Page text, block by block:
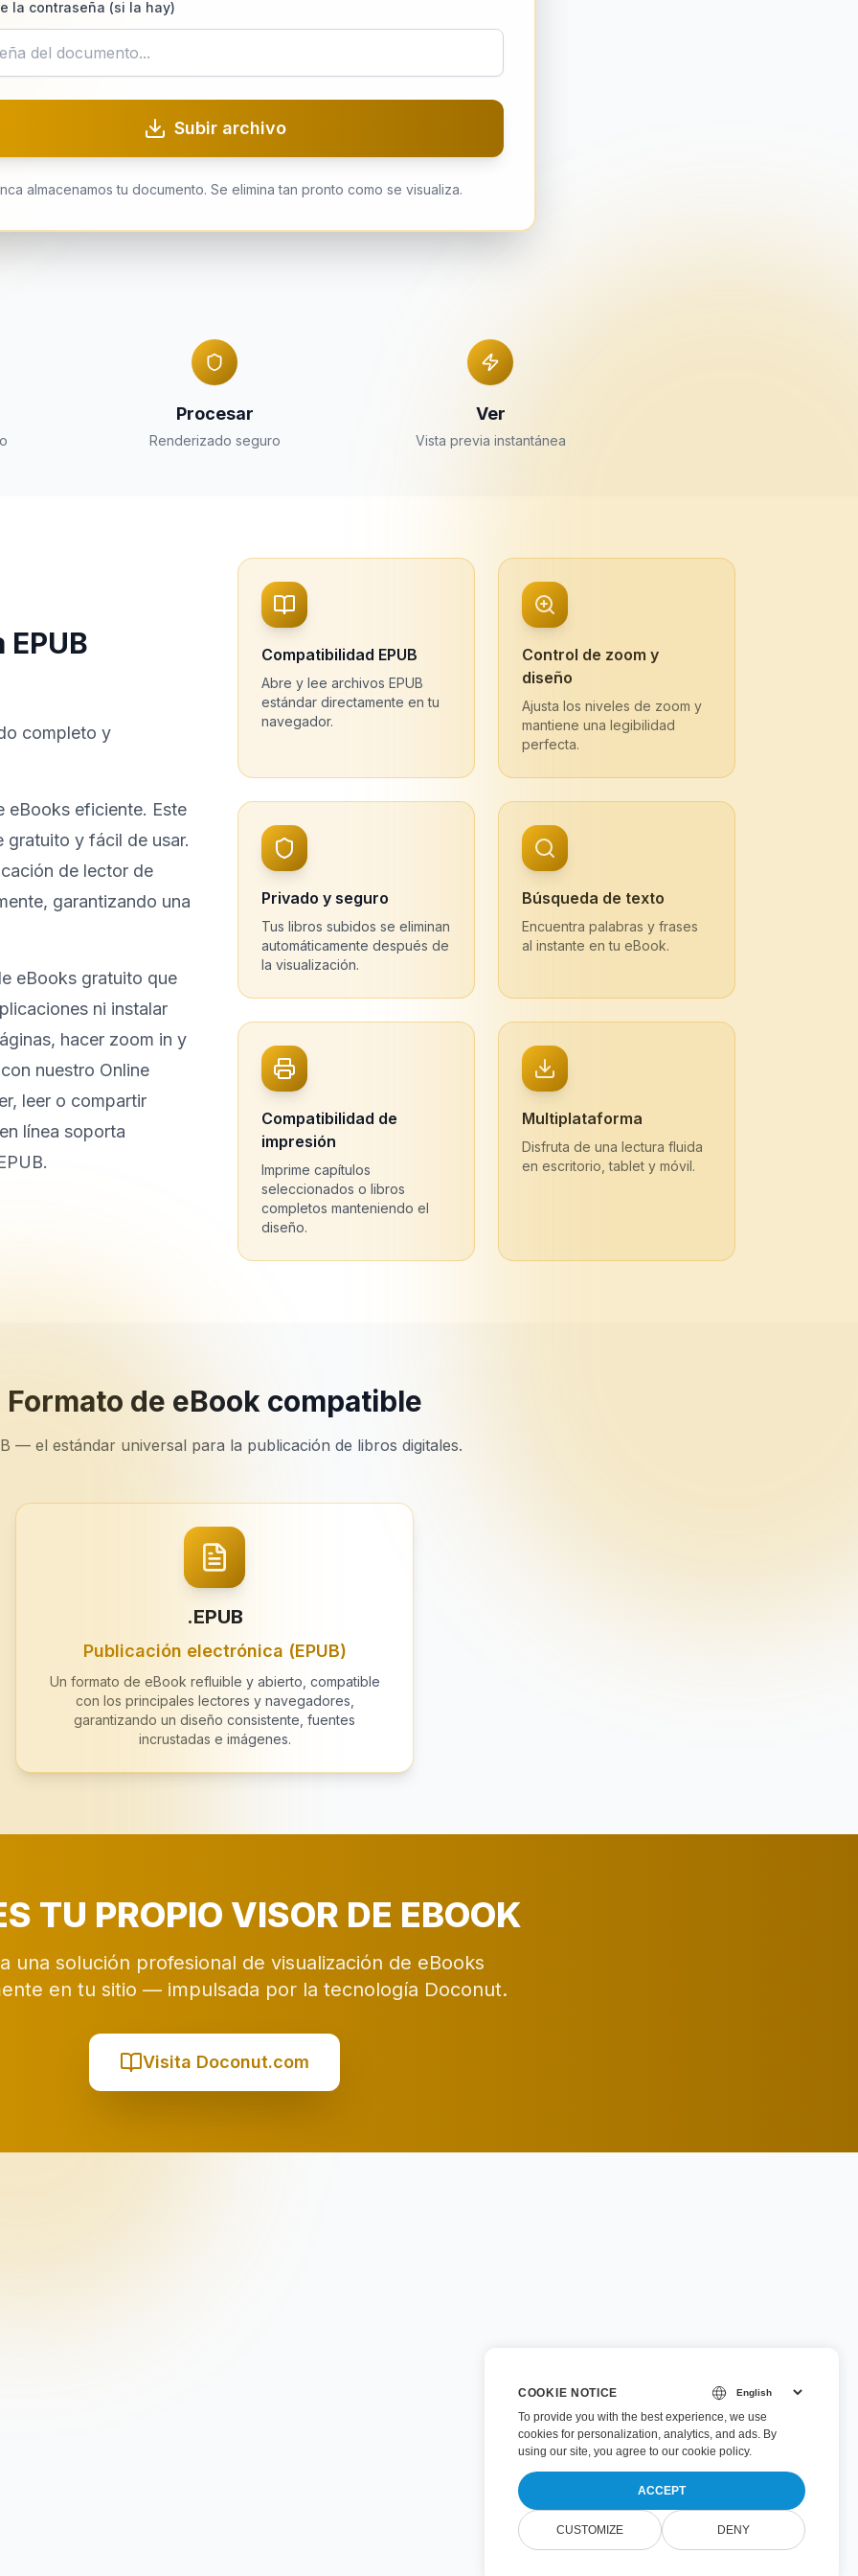
la contraseña (si la hay)
Subir archivo
almacenamos tu documento. Se elimina tan pronto como se visualiza.
Procesar
Renderizado seguro
Ver
Vista previa instantánea
completo y
eBooks eficiente. Este
gratuito y fácil de usar.
de lector de
garantizando una
eBooks gratuito que
ni instalar
hacer zoom in y
nuestro Online
leer o compartir
línea soporta
Compatibilidad EPUB
Abre y lee archivos EPUB
estándar directamente en tu
navegador.
Control de zoom y
diseño
Ajusta los niveles de zoom y
mantiene una legibilidad
perfecta.
Privado y seguro
Tus libros subidos se eliminan
automáticamente después de
la visualización.
Búsqueda de texto
Encuentra palabras y frases
al instante en tu eBook.
Compatibilidad de
impresión
Imprime capítulos
seleccionados o libros
completos manteniendo el
diseño.
Multiplataforma
Disfruta de una lectura fluida
en escritorio, tablet y móvil.
Formato de eBook compatible
— el estándar universal para la publicación de libros digitales.
.EPUB
Publicación electrónica (EPUB)
Un formato de eBook refluible y abierto, compatible
con los principales lectores y navegadores,
garantizando un diseño consistente, fuentes
incrustadas e imágenes.
TU PROPIO VISOR DE EBOOK
una solución profesional de visualización de eBooks
en tu sitio — impulsada por la tecnología Doconut.
Visita Doconut.com
COOKIE NOTICE
To provide you with the best experience, we use
cookies for personalization, analytics, and ads. By
using our site, you agree to our cookie policy.
ACCEPT
CUSTOMIZE DENY